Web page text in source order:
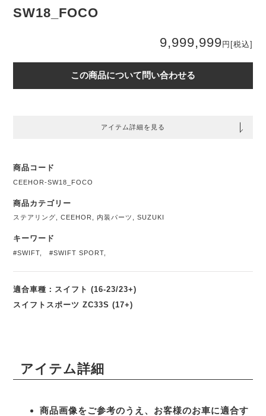
SW18_FOCO
9,999,999 円 [税込]
この商品について問い合わせる
アイテム詳細を見る
商品コード
CEEHOR-SW18_FOCO
商品カテゴリー
ステアリング ,CEEHOR 内装パーツ ,SUZUKI
キーワード
#SWIFT ,#SWIFT SPORT
適合車種：スイフト (16-23/23+)
スイフトスポーツ ZC33S (17+)
アイテム詳細
商品画像をご参考のうえ、お客様のお車に適合す